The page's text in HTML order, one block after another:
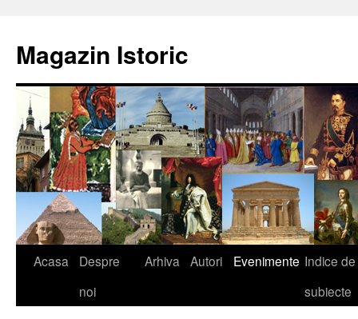
conținut
Magazin Istoric
Acasa
Despre
noi
Arhiva Autori Evenimente Indice de
subiecte